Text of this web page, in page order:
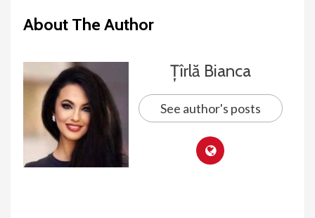
About The Author
Țîrlă Bianca
See author's posts